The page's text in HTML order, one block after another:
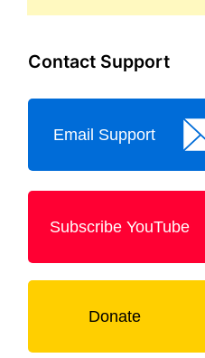
Contact Support
Email Support
Subscribe YouTube
Donate